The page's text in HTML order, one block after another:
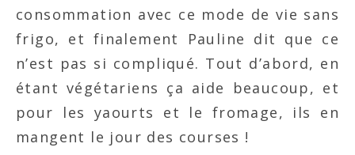
consommation avec ce mode de vie sans
frigo, et finalement Pauline dit que ce
n’est pas si compliqué. Tout d’abord, en
étant végétariens ça aide beaucoup, et
pour les yaourts et le fromage, ils en
mangent le jour des courses !